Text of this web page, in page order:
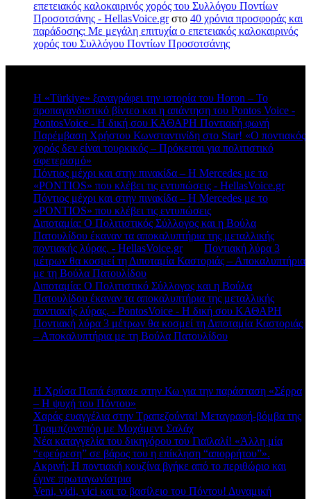
επετειακός καλοκαιρινός χορός του Συλλόγου Ποντίων
Προσοτσάνης - HellasVoice.grστο 40 χρόνια προσφοράς και
παράδοσης: Με μεγάλη επιτυχία ο επετειακός καλοκαιρινός
χορός του Συλλόγου Ποντίων Προσοτσάνης
Η «Türkiye» ξαναγράφει την ιστορία του Horon – Το
προπαγανδιστικό βίντεο και η απάντηση του Pontos Voice -
PontosVoice - H δική σου ΚΑΘΑΡΗ Ποντιακή φωνή
Παρέμβαση Χρήστου Κωνσταντινίδη στο Star! «Ο ποντιακός
χορός δεν είναι τουρκικός – Πρόκειται για πολιτιστικό
σφετερισμό»
Πόντιος μέχρι και στην πινακίδα – Η Mercedes με το
«PONTIOS» που κλέβει τις εντυπώσεις - HellasVoice.grστο
Πόντιος μέχρι και στην πινακίδα – Η Mercedes με το
«PONTIOS» που κλέβει τις εντυπώσεις
Διποταμία: Ο Πολιτιστικός Σύλλογος και η Βούλα
Πατουλίδου έκαναν τα αποκαλυπτήρια της μεταλλικής
ποντιακής λύρας. - HellasVoice.grστο Ποντιακή λύρα 3
μέτρων θα κοσμεί τη Διποταμία Καστοριάς – Αποκαλυπτήρια
με τη Βούλα Πατουλίδου
Διποταμία: Ο Πολιτιστικό Σύλλογος και η Βούλα
Πατουλίδου έκαναν τα αποκαλυπτήρια της μεταλλικής
ποντιακής λύρας. - PontosVoice - H δική σου ΚΑΘΑΡΗ
Ποντιακή λύρα 3 μέτρων θα κοσμεί τη Διποταμία Καστοριάς
– Αποκαλυπτήρια με τη Βούλα Πατουλίδου
Η Χρύσα Παπά έφτασε στην Κω για την παράσταση «Σέρρα
– Η ψυχή του Πόντου»
Χαράς ευαγγέλια στην Τραπεζούντα! Μεταγραφή-βόμβα της
Τραμπζονσπόρ με Μοχάμεντ Σαλάχ
Νέα καταγγελία του δικηγόρου του Γιαϊλαλί! «Άλλη μία
“εφεύρεση” σε βάρος του η επίκληση “απορρήτου”».
Ακρινή: Η ποντιακή κουζίνα βγήκε από το περιθώριο και
έγινε πρωταγωνίστρια
Veni, vidi, vici και το βασίλειο του Πόντου! Δυναμική